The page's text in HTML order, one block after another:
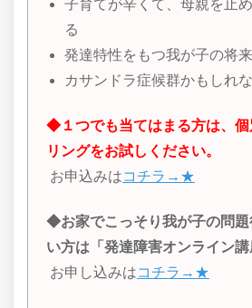
子育てが辛くて、母親を止
る
発達特性をもつ我が子の将
カサンドラ症候群かもしれ
◆１つでも当てはまる方は、個
リングをお試しください。
お申込みはコチラ→★
◆お家でこっそり我が子の問題
い方は「発達障害オンライン
お申し込みはコチラ→★